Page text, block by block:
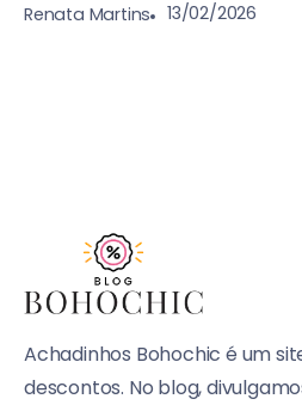
Renata Martins 13/02/2026
Achadinhos Bohochic é um
descontos. No blog,